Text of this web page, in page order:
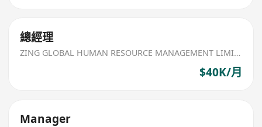
總經理
ZING GLOBAL HUMAN RESOURCE MANAGEMENT LIMITED
$40K/月
Manager